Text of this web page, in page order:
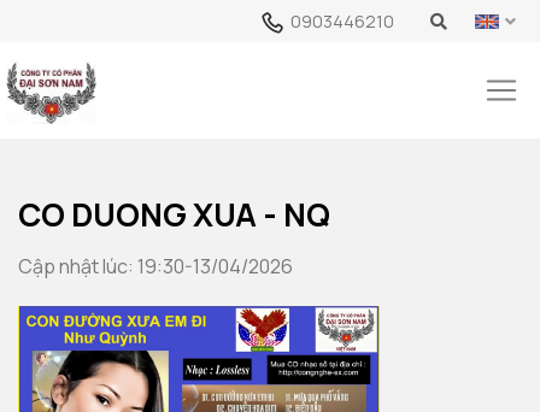
0903446210
CO DUONG XUA - NQ
Cập nhật lúc: 19:30-13/04/2026